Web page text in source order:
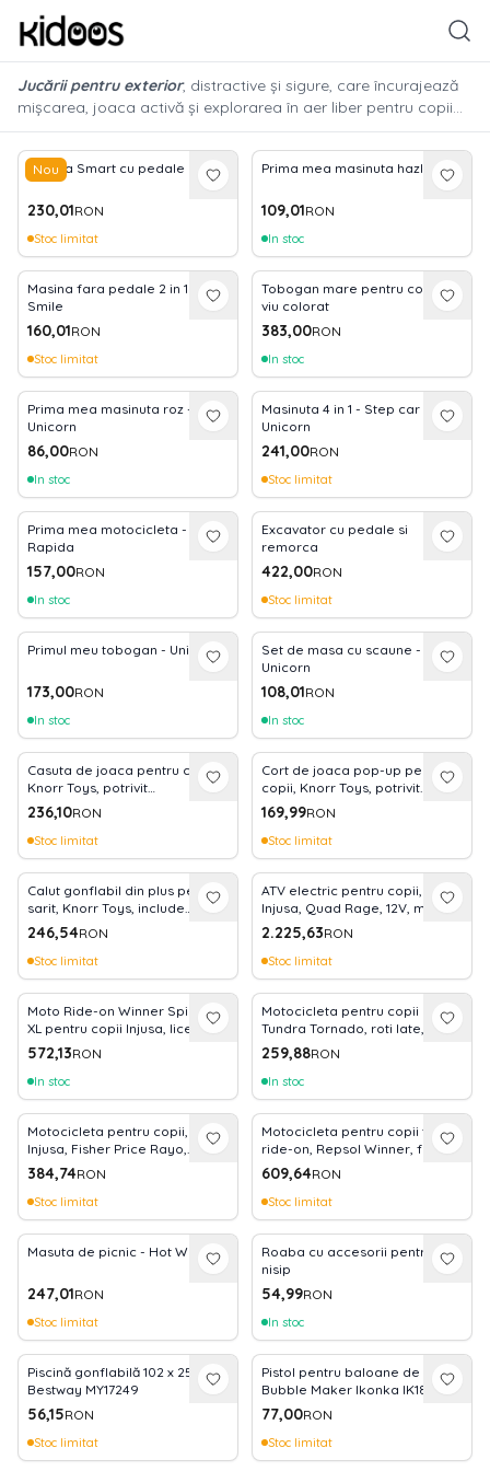
Jucării pentru exterior, distractive și sigure, care încurajează
mișcarea, joaca activă și explorarea în aer liber pentru copii
de toate vârstele.Fie că este vorba de curtea casei sau de
escapade în parc, aceste accesorii stimulează pofta de
aventură și oferă cadrul perfect pentru ca micuții să își
consume energia într-un mod sănătos și plin de voie bună.
Nou
Masina Smart cu pedale rosie
230,01RON
Stoc limitat
Prima mea masinuta hazlie
109,01RON
In stoc
Masina fara pedale 2 in 1 -
Smile
160,01RON
Stoc limitat
Tobogan mare pentru copii -
viu colorat
383,00RON
In stoc
Prima mea masinuta roz -
Unicorn
86,00RON
In stoc
Masinuta 4 in 1 - Step car
Unicorn
241,00RON
Stoc limitat
Prima mea motocicleta -
Rapida
157,00RON
In stoc
Excavator cu pedale si
remorca
422,00RON
Stoc limitat
Primul meu tobogan - Unicorn
173,00RON
In stoc
Set de masa cu scaune -
Unicorn
108,01RON
In stoc
Casuta de joaca pentru copii,
Knorr Toys, potrivit
interior/exterior, include 50
bile asortate coloristic fara
BPA, din tesatura de cort
hidrofuga, 0 Luni+, Bellox
236,10RON
Stoc limitat
Cort de joaca pop-up pentru
copii, Knorr Toys, potrivit
interior/exterior, din material
hidrofug, 170x85x70 cm, 3 Ani+,
Corabia Piratilor
169,99RON
Stoc limitat
Calut gonflabil din plus pentru
sarit, Knorr Toys, include
pompa de aer, husa moale
detasabila din material textil,
63x26x52 cm, pana la 50 kg, 12
Luni+, Beige
246,54RON
Stoc limitat
ATV electric pentru copii,
Injusa, Quad Rage, 12V, model
silentios, pornire cu cheie,
frana electrica, 3 ani+
2.225,63RON
Stoc limitat
Moto Ride-on Winner Spidey
XL pentru copii Injusa, licenta
Marvel Studios, Spiderman, 3
ani+, Rosu cu Albastru
572,13RON
In stoc
Motocicleta pentru copii Injusa,
Tundra Tornado, roti late, 18
luni+, Roz
259,88RON
In stoc
Motocicleta pentru copii,
Injusa, Fisher Price Rayo,
licenta oficiala, 18 luni+, Alb cu
Verde
384,74RON
Stoc limitat
Motocicleta pentru copii tip
ride-on, Repsol Winner, fara
pedale, stabila si rezistenta, 3
ani+, max. 50 kg
609,64RON
Stoc limitat
Masuta de picnic - Hot Wheels
247,01RON
Stoc limitat
Roaba cu accesorii pentru
nisip
54,99RON
In stoc
Piscină gonflabilă 102 x 25 cm
Bestway MY17249
56,15RON
Stoc limitat
Pistol pentru baloane de sapun
Bubble Maker Ikonka IK18050
77,00RON
Stoc limitat